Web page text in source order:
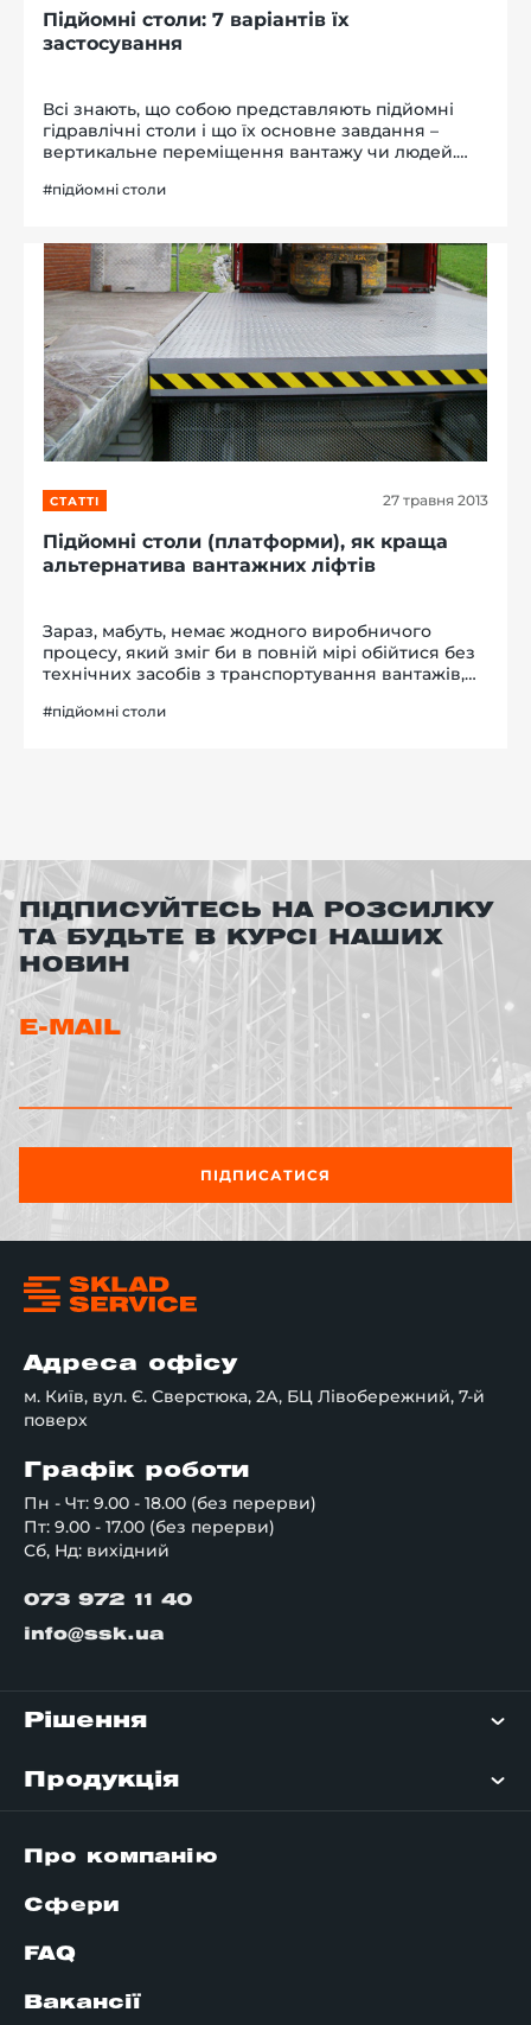
Підйомні столи: 7 варіантів їх
застосування
Всі знають, що собою представляють підйомні
гідравлічні столи і що їх основне завдання –
вертикальне переміщення вантажу чи людей.
можливих варіантах їх застосування. Тому ми
#підйомні столи
СТАТТІ 27 травня 2013
Підйомні столи (платформи), як краща
альтернатива вантажних ліфтів
Зараз, мабуть, немає жодного виробничого
процесу, який зміг би в повній мірі обійтися без
технічних засобів з транспортування вантажів,
його межами. Не дивно, що на тлі зростаючих
#підйомні столи
ПІДПИСУЙТЕСЬ НА РОЗСИЛКУ
ТА БУДЬТЕ В КУРСІ НАШИХ
НОВИН
E-MAIL
ПІДПИСАТИСЯ
Адреса офісу
м. Київ, вул. Є. Сверстюка, 2А, БЦ Лівобережний, 7-й
поверх
Графік роботи
Пн - Чт: 9.00 - 18.00 (без перерви)
Пт: 9.00 - 17.00 (без перерви)
Сб, Нд: вихідний
073 972 11 40
info@ssk.ua
Рішення
Продукція
Про компанію
Сфери
FAQ
Вакансії